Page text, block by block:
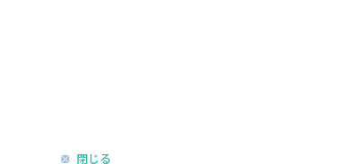
閉じる